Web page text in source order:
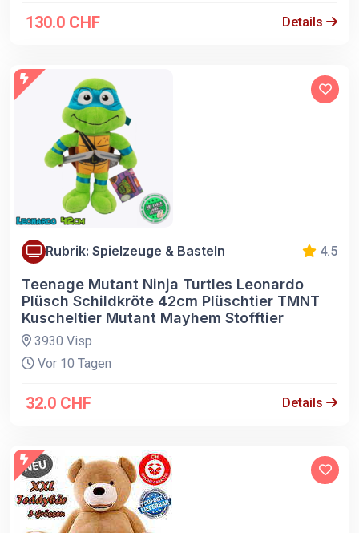
130.0 CHF Details
Rubrik: Spielzeuge & Basteln 4.5
Teenage Mutant Ninja Turtles Leonardo
Plüsch Schildkröte 42cm Plüschtier TMNT
Kuscheltier Mutant Mayhem Stofftier
3930 Visp
Vor 10 Tagen
32.0 CHF Details